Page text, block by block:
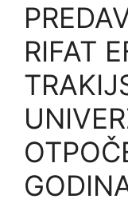
RIFAT